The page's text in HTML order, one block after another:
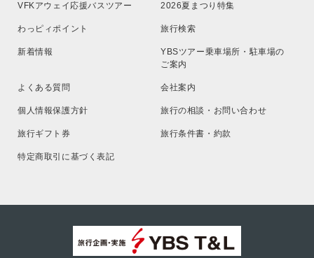
VFKアウェイ応援バスツアー 2026夏まつり特集
わっピィポイント 旅行検索
新着情報
YBSツアー乗車場所・駐車場の
ご案内
よくある質問 会社案内
個人情報保護方針 旅行の相談・お問い合わせ
旅行ギフト券 旅行条件書・約款
特定商取引に基づく表記